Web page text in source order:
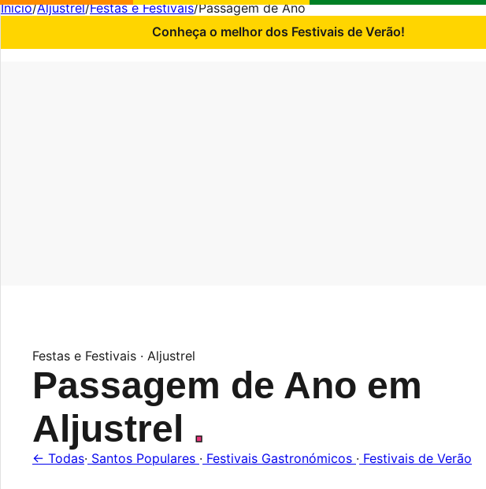
Início/Aljustrel/Festas e Festivais/Passagem de Ano
Conheça o melhor dos Festivais de Verão!
Festas e Festivais · Aljustrel
Passagem de Ano em
Aljustrel .
← Todas· Santos Populares · Festivais Gastronómicos · Festivais de Verão